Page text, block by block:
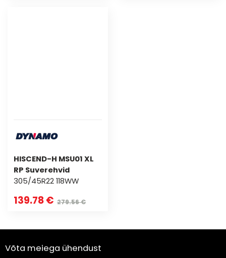
HISCEND-H MSU01 XL
RP Suverehvid
305/45R22 118WW
139.78 € 279.56 €
Võta meiega ühendust